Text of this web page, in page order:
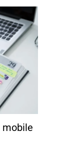
mobile